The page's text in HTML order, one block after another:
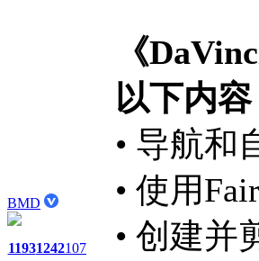
BMD
11931242107
《
以下内容
• 导航和
• 使用
• 创建并